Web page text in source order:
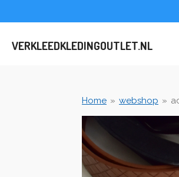
direct
deVERKLEEDKLEDINGOUTLET.NL
Home » webshop »